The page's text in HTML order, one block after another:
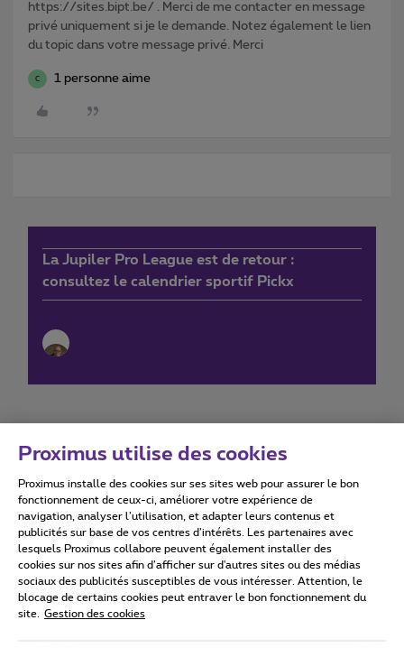
https://sites.bipt.be/ . Merci de me contacter en message
privé uniquement si je le demande. Notez également le lien
du topic dans votre message privé. Merci
C 1 personne aime
La Jupiler Pro League est de retour :
consultez le calendrier sportif Pickx
Conditions d'utilisation Accessibility statement
Tous droits réservés. © 2026
Conditions générales, info consommateur
Proximus utilise des cookies
Proximus installe des cookies sur ses sites web pour assurer le bon
fonctionnement de ceux-ci, améliorer votre expérience de
navigation, analyser l’utilisation, et adapter leurs contenus et
publicités sur base de vos centres d’intérêts. Les partenaires avec
lesquels Proximus collabore peuvent également installer des
cookies sur nos sites afin d’afficher sur d'autres sites ou des médias
sociaux des publicités susceptibles de vous intéresser. Attention, le
blocage de certains cookies peut entraver le bon fonctionnement du
site.
Gestion des cookies